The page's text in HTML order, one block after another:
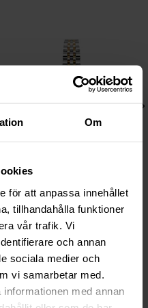
Om
för att anpassa innehållet
tillhandahålla funktioner
vår trafik. Vi
och annan
sociala medier och
vi samarbetar med.
med annan
Mockberg
Royal Watch 28 mm
Pris:2 399 kr
2 399 kr